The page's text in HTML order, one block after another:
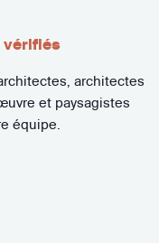
vérifiés
architectes
et paysagistes
équipe.